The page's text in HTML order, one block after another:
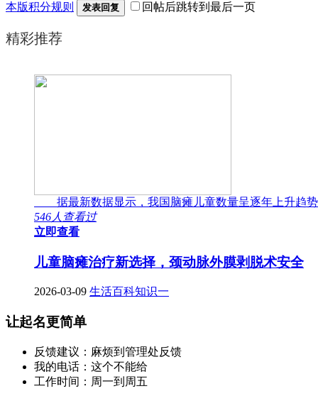
本版积分规则 发表回复 回帖后跳转到最后一页
精彩推荐
据最新数据显示，我国脑瘫儿童数量呈逐年上升趋势
546人查看过
立即查看
儿童脑瘫治疗新选择，颈动脉外膜剥脱术安全
2026-03-09 生活百科知识一
让起名更简单
反馈建议：麻烦到管理处反馈
我的电话：这个不能给
工作时间：周一到周五